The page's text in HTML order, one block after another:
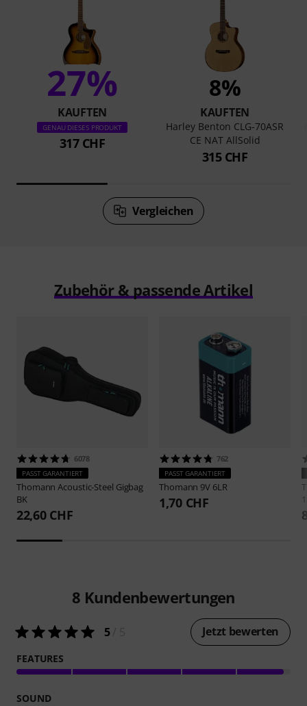
27%
KAUFTEN
GENAU DIESES PRODUKT
317 CHF
8%
KAUFTEN
Harley Benton CLG-70ASR
CE NAT AllSolid
315 CHF
Vergleichen
Zubehör & passende Artikel
6078
PASST GARANTIERT
ThomannAcoustic-Steel Gigbag
BK
22,60 CHF
762
PASST GARANTIERT
Thomann 9V 6LR
1,70 CHF
8 Kundenbewertungen
5/ 5 Jetzt bewerten
FEATURES
SOUND